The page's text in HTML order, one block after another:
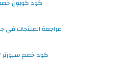
كود كوبون
مراجعة المنتجات في
كود خصم سبورتر Sporter